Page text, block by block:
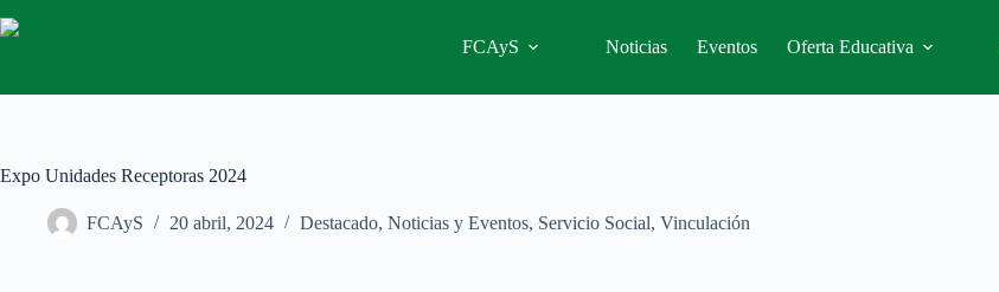
al
FCAyS Noticias Eventos Oferta Educativa
Expo Unidades Receptoras 2024
FCAyS 20 abril, 2024 Destacado, Noticias y Eventos, Servicio Social, Vinculación